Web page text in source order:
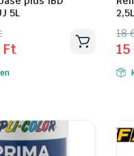
5L
Ft
18
is: